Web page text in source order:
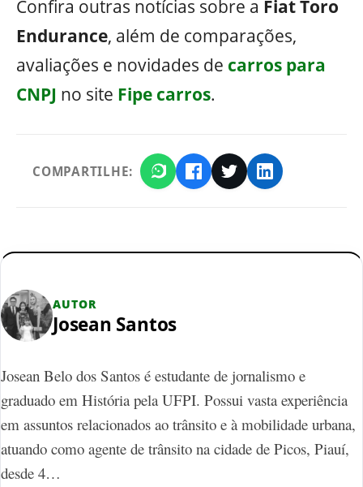
Confira outras notícias sobre a Fiat Toro
Endurance, além de comparações,
avaliações e novidades de carros para
CNPJ no site Fipe carros.
COMPARTILHE:
AUTOR
Josean Santos
Josean Belo dos Santos é estudante de jornalismo e
graduado em História pela UFPI. Possui vasta experiência
em assuntos relacionados ao trânsito e à mobilidade urbana,
atuando como agente de trânsito na cidade de Picos, Piauí,
desde 4…